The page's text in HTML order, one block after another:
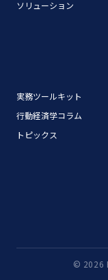
ソリューション
実務ツールキット
行動経済学コラム
トピックス
© 2026